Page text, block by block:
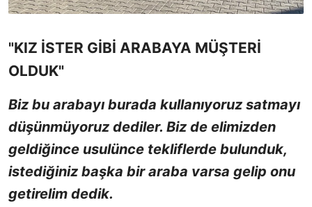
"KIZ İSTER GİBİ ARABAYA MÜŞTERİ
OLDUK"
Biz bu arabayı burada kullanıyoruz satmayı
düşünmüyoruz dediler. Biz de elimizden
geldiğince usulünce tekliflerde bulunduk,
istediğiniz başka bir araba varsa gelip onu
getirelim dedik.